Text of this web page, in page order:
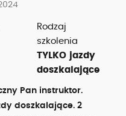
Rodzaj
szkolenia
TYLKO jazdy
doszkalające
Pan instruktor.
doszkalające. 2